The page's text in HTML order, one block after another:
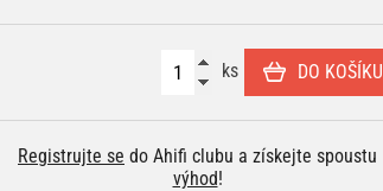
ks DO KOŠÍKU
Registrujte se do Ahifi clubu a získejte spoustu
výhod!